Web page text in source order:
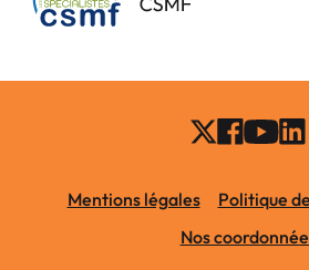
Mentions légales
Politique
Nos